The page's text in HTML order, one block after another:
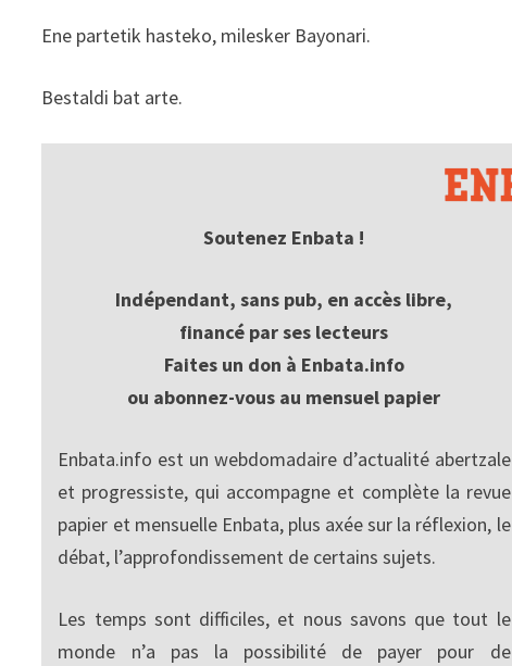
Ene partetik hasteko, milesker Bayonari.
Bestaldi bat arte.
Soutenez Enbata !
Indépendant, sans pub, en accès libre,
financé par ses lecteurs
Faites un don à Enbata.info
ou abonnez-vous au mensuel papier
Enbata.info est un webdomadaire d’actualité abertzale
et progressiste, qui accompagne et complète la revue
papier et mensuelle Enbata, plus axée sur la réflexion, le
débat, l’approfondissement de certains sujets.
Les temps sont difficiles, et nous savons que tout le
monde n’a pas la possibilité de payer pour de